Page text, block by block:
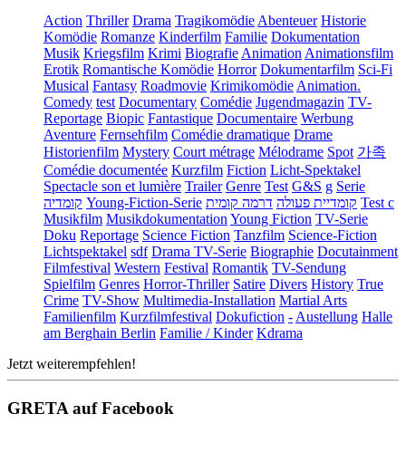
Action Thriller Drama TragikomödieAbenteuer Historie
Komödie Romanze Kinderfilm Familie Dokumentation
Musik Kriegsfilm Krimi BiografieAnimationAnimationsfilm
Erotik Romantische Komödie Horror Dokumentarfilm Sci-Fi
Musical Fantasy Roadmovie KrimikomödieAnimation.
Comedy test Documentary Comédie Jugendmagazin TV-
Reportage Biopic Fantastique Documentaire Werbung
Aventure Fernsehfilm Comédie dramatique Drame
Historienfilm Mystery Court métrage Mélodrame Spot 가족
Comédie documentée Kurzfilm Fiction Licht-Spektakel
Spectacle son et lumière Trailer Genre Test G&S g Serie
קומדיה Young-Fiction-Serie קומדיית פעולה דרמה קומית
Test c
Musikfilm MusikdokumentationYoung Fiction TV-Serie
Doku Reportage Science Fiction Tanzfilm Science-Fiction
Lichtspektakel sdf Drama TV-Serie Biographie Docutainment
Filmfestival Western Festival Romantik TV-Sendung
Spielfilm Genres Horror-Thriller Satire Divers History True
Crime TV-Show Multimedia-Installation Martial Arts
Familienfilm Kurzfilmfestival Dokufiction -Austellung Halle
am Berghain Berlin Familie / Kinder Kdrama
Jetzt weiterempfehlen!
GRETA auf Facebook